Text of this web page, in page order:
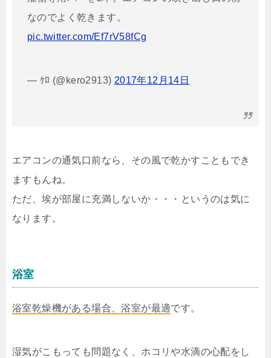
なのでよく乾きます。
pic.twitter.com/Ef7rV58fCg
— ｹﾛ (@kero2913) 2017年12月14日
エアコンの通気口前なら、その風で乾かすこともでき
ますもんね。
ただ、埃が部屋に充満しないか・・・というのは気に
なります。
浴室
浴室乾燥機がある場合、浴室が最適です。
湿気がこもっても問題なく、ホコリや水滴の心配をし